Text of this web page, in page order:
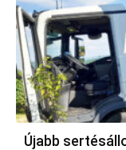
Újabb